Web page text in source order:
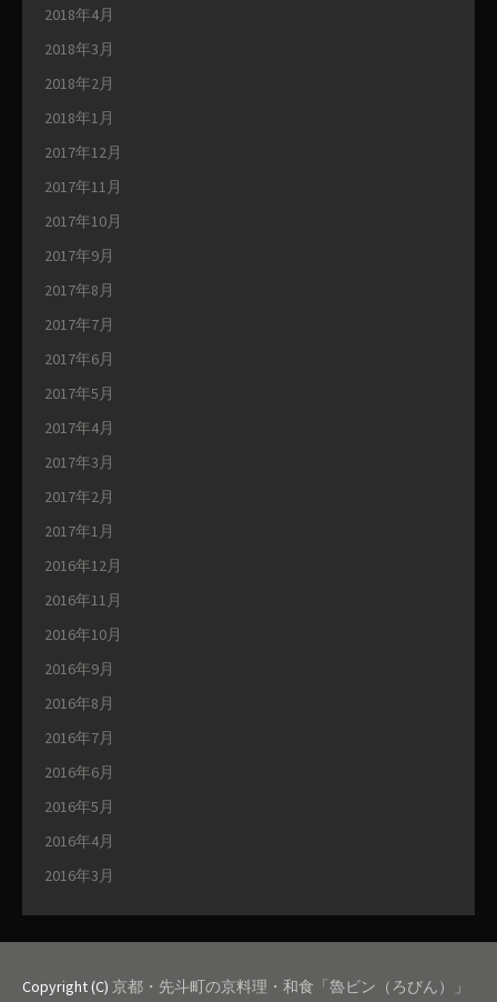
2018年4月
2018年3月
2018年2月
2018年1月
2017年12月
2017年11月
2017年10月
2017年9月
2017年8月
2017年7月
2017年6月
2017年5月
2017年4月
2017年3月
2017年2月
2017年1月
2016年12月
2016年11月
2016年10月
2016年9月
2016年8月
2016年7月
2016年6月
2016年5月
2016年4月
2016年3月
Copyright (C) 京都・先斗町の京料理・和食「魯ビン（ろびん）」